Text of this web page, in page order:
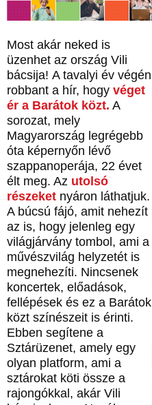
Most akár neked is
üzenhet az ország Vili
bácsija! A tavalyi év végén
robbant a hír, hogy véget
ér a Barátok közt. A
sorozat, mely
Magyarország legrégebb
óta képernyőn lévő
szappanoperája, 22 évet
élt meg. Az utolsó
részeket nyáron láthatjuk.
A búcsú fájó, amit nehezít
az is, hogy jelenleg egy
világjárvány tombol, ami a
művészvilág helyzetét is
megnehezíti. Nincsenek
koncertek, előadások,
fellépések és ez a Barátok
közt színészeit is érinti.
Ebben segítene a
Sztárüzenet, amely egy
olyan platform, ami a
sztárokat köti össze a
rajongókkal, akár Vili